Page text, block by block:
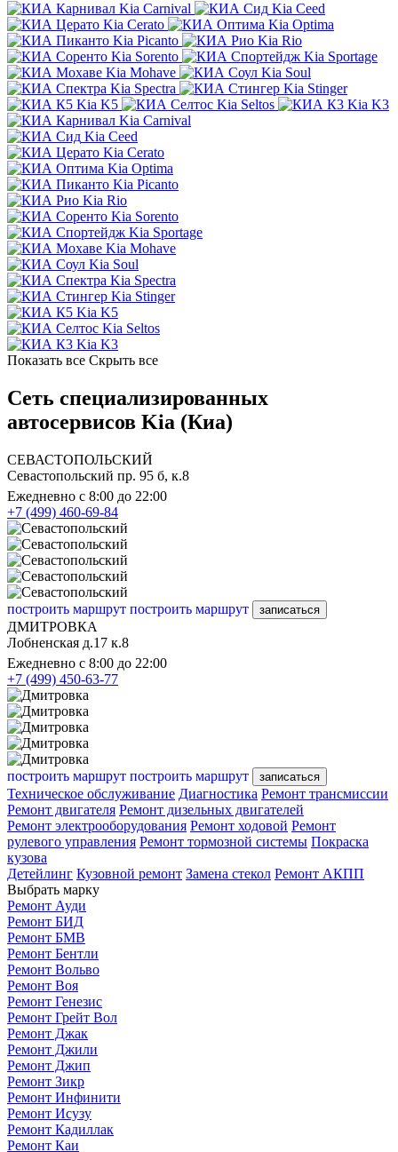
Kia Carnival
Kia Ceed
Kia Cerato
Kia Optima
Kia Picanto
Kia Rio
Kia Sorento
Kia Sportage
Kia Mohave
Kia Soul
Kia Spectra
Kia Stinger
Kia K5
Kia Seltos
Kia K3
Kia Carnival
Kia Ceed
Kia Cerato
Kia Optima
Kia Picanto
Kia Rio
Kia Sorento
Kia Sportage
Kia Mohave
Kia Soul
Kia Spectra
Kia Stinger
Kia K5
Kia Seltos
Kia K3
Показать все Скрыть все
Сеть специализированных
автосервисов Kia (Киа)
СЕВАСТОПОЛЬСКИЙ
Севастопольский пр. 95 б, к.8
Ежедневно с 8:00 до 22:00
+7 (499) 460-69-84
построить маршрут построить маршрут записаться
ДМИТРОВКА
Лобненская д.17 к.8
Ежедневно с 8:00 до 22:00
+7 (499) 450-63-77
построить маршрут построить маршрут записаться
Техническое обслуживание Диагностика Ремонт трансмиссии
Ремонт двигателя Ремонт дизельных двигателей
Ремонт электрооборудования Ремонт ходовой Ремонт
рулевого управления Ремонт тормозной системы Покраска
кузова
Детейлинг Кузовной ремонт Замена стекол Ремонт АКПП
Выбрать марку
Ремонт Ауди
Ремонт БИД
Ремонт БМВ
Ремонт Бентли
Ремонт Вольво
Ремонт Воя
Ремонт Генезис
Ремонт Грейт Вол
Ремонт Джак
Ремонт Джили
Ремонт Джип
Ремонт Зикр
Ремонт Инфинити
Ремонт Исузу
Ремонт Кадиллак
Ремонт Каи